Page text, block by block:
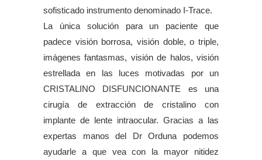
sofisticado instrumento denominado I-Trace.
La única solución para un paciente que
padece visión borrosa, visión doble, o triple,
imágenes fantasmas, visión de halos, visión
estrellada en las luces motivadas por un
CRISTALINO DISFUNCIONANTE es una
cirugía de extracción de cristalino con
implante de lente intraocular. Gracias a las
expertas manos del Dr Orduna podemos
ayudarle a que vea con la mayor nitidez